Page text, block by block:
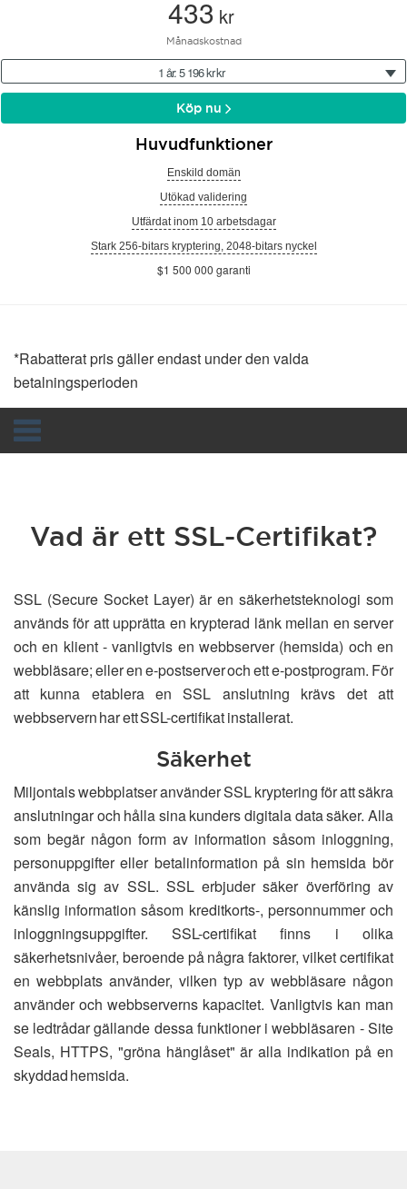
433 kr
Månadskostnad
1 år: 5 196 kr kr
Köp nu
Huvudfunktioner
Enskild domän
Utökad validering
Utfärdat inom 10 arbetsdagar
Stark 256-bitars kryptering, 2048-bitars nyckel
$1 500 000 garanti
*Rabatterat pris gäller endast under den valda
betalningsperioden
Vad är ett SSL-Certifikat?
SSL (Secure Socket Layer) är en säkerhetsteknologi som
används för att upprätta en krypterad länk mellan en server
och en klient - vanligtvis en webbserver (hemsida) och en
webbläsare; eller en e-postserver och ett e-postprogram. För
att kunna etablera en SSL anslutning krävs det att
webbservern har ett SSL-certifikat installerat.
Säkerhet
Miljontals webbplatser använder SSL kryptering för att säkra
anslutningar och hålla sina kunders digitala data säker. Alla
som begär någon form av information såsom inloggning,
personuppgifter eller betalinformation på sin hemsida bör
använda sig av SSL. SSL erbjuder säker överföring av
känslig information såsom kreditkorts-, personnummer och
inloggningsuppgifter. SSL-certifikat finns i olika
säkerhetsnivåer, beroende på några faktorer, vilket certifikat
en webbplats använder, vilken typ av webbläsare någon
använder och webbserverns kapacitet. Vanligtvis kan man
se ledtrådar gällande dessa funktioner i webbläsaren - Site
Seals, HTTPS, "gröna hänglåset" är alla indikation på en
skyddad hemsida.